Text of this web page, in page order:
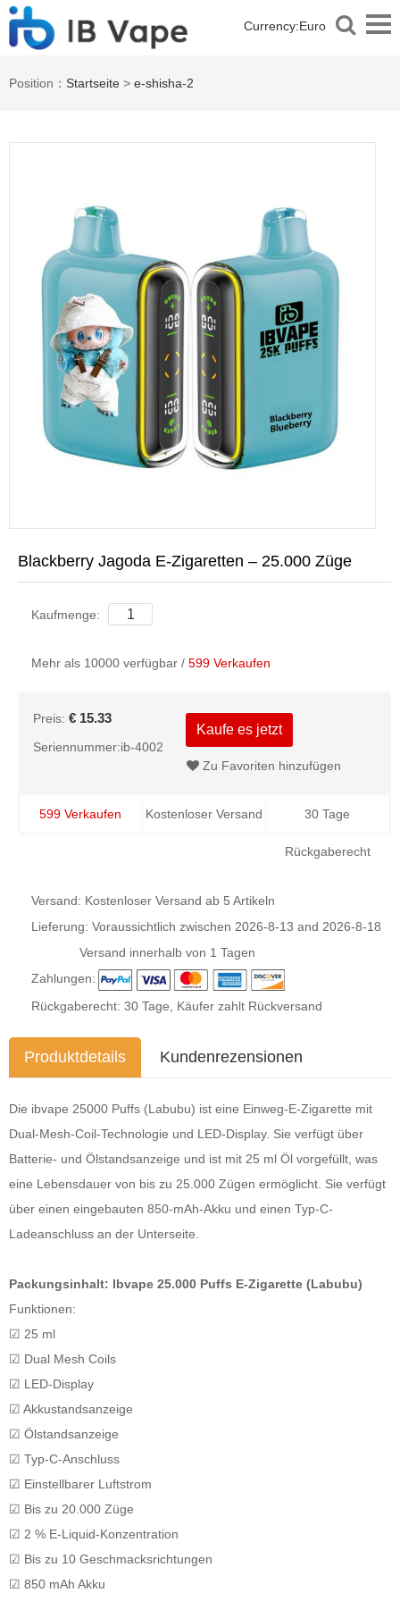
Currency:Euro
Position： Startseite > e-shisha-2
Blackberry Jagoda E-Zigaretten – 25.000 Züge
Kaufmenge:
Mehr als 10000 verfügbar / 599 Verkaufen
Preis: € 15.33
Seriennummer:ib-4002
Kaufe es jetzt
Zu Favoriten hinzufügen
599 Verkaufen Kostenloser Versand 30 Tage
Rückgaberecht
Versand: Kostenloser Versand ab 5 Artikeln
Lieferung: Voraussichtlich zwischen 2026-8-13 and 2026-8-18
Versand innerhalb von 1 Tagen
Zahlungen:
Rückgaberecht: 30 Tage, Käufer zahlt Rückversand
Produktdetails Kundenrezensionen
Die ibvape 25000 Puffs (Labubu) ist eine Einweg-E-Zigarette mit
Dual-Mesh-Coil-Technologie und LED-Display. Sie verfügt über
Batterie- und Ölstandsanzeige und ist mit 25 ml Öl vorgefüllt, was
eine Lebensdauer von bis zu 25.000 Zügen ermöglicht. Sie verfügt
über einen eingebauten 850-mAh-Akku und einen Typ-C-
Ladeanschluss an der Unterseite.
Packungsinhalt: Ibvape 25.000 Puffs E-Zigarette (Labubu)
Funktionen:
☑ 25 ml
☑ Dual Mesh Coils
☑ LED-Display
☑ Akkustandsanzeige
☑ Ölstandsanzeige
☑ Typ-C-Anschluss
☑ Einstellbarer Luftstrom
☑ Bis zu 20.000 Züge
☑ 2 % E-Liquid-Konzentration
☑ Bis zu 10 Geschmacksrichtungen
☑ 850 mAh Akku